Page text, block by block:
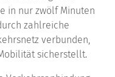
in nur zwölf Minuten
zahlreiche
verbunden,
sicherstellt.